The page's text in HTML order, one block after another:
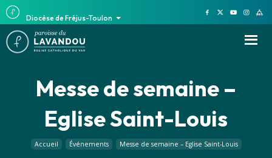
Diocèse de Fréjus-Toulon
Messe de semaine –
Eglise Saint-Louis
Accueil Événements Messe de semaine – Eglise Saint-Louis